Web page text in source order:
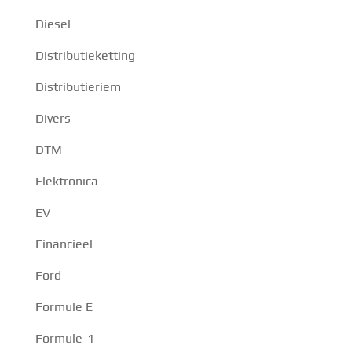
Diesel
Distributieketting
Distributieriem
Divers
DTM
Elektronica
EV
Financieel
Ford
Formule E
Formule-1